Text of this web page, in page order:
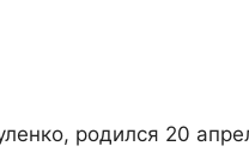
родился 20